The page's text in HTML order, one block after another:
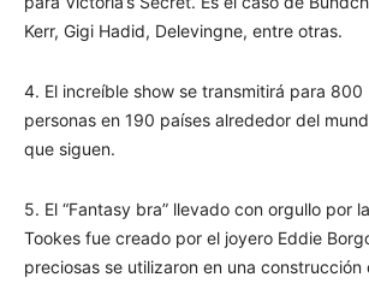
Kerr, Gigi Hadid, Delevingne, entre otras.
4. El increíble show se transmitirá para 800
personas en 190 países alrededor del
que siguen.
5. El “Fantasy bra” llevado con orgullo por
Tookes fue creado por el joyero Eddie
preciosas se utilizaron en una